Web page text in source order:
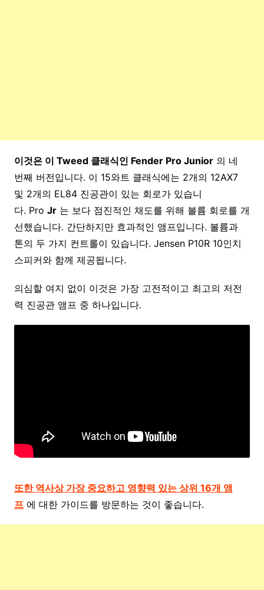
이것은 이 Tweed 클래식인 Fender Pro Junior의 네
번째 버전입니다. 이 15와트 클래식에는 2개의 12AX7
및 2개의 EL84 진공관이 있는 회로가 있습니
다. Pro Jr는 보다 점진적인 채도를 위해 볼륨 회로를 개
선했습니다. 간단하지만 효과적인 앰프입니다. 볼륨과
톤의 두 가지 컨트롤이 있습니다. Jensen P10R 10인치
스피커와 함께 제공됩니다.
의심할 여지 없이 이것은 가장 고전적이고 최고의 저전
력 진공관 앰프 중 하나입니다.
또한 역사상 가장 중요하고 영향력 있는 상위 16개 앰
프에 대한 가이드를 방문하는 것이 좋습니다.